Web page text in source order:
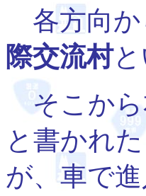
各方向か
際交流村
そこから
と書かれ
が、車で